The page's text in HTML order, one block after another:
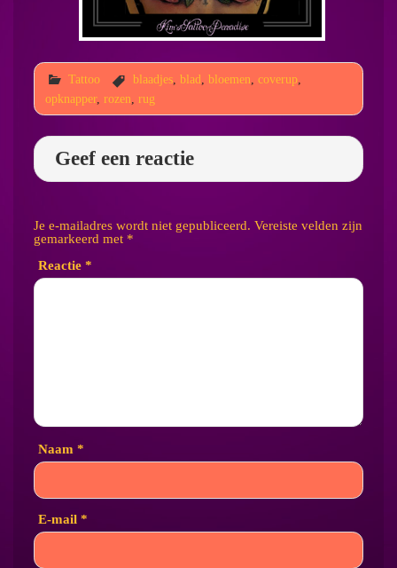
Tattoo blaadjes, blad bloemen coverup,
opknapper, rozen rug
Geef een reactie
Je e-mailadres wordt niet gepubliceerd. Vereiste velden zijn
gemarkeerd met *
Reactie *
Naam *
E-mail *